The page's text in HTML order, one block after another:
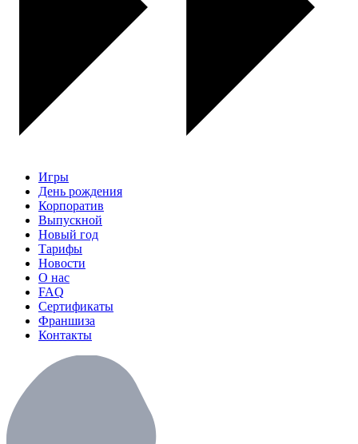
Игры
День рождения
Корпоратив
Выпускной
Новый год
Тарифы
Новости
О нас
FAQ
Сертификаты
Франшиза
Контакты